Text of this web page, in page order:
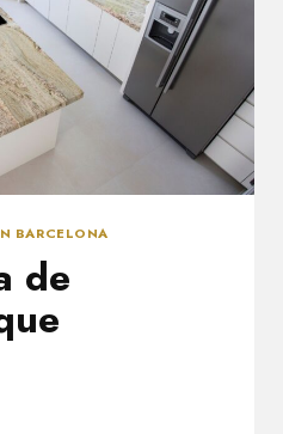
BARCELONA
de